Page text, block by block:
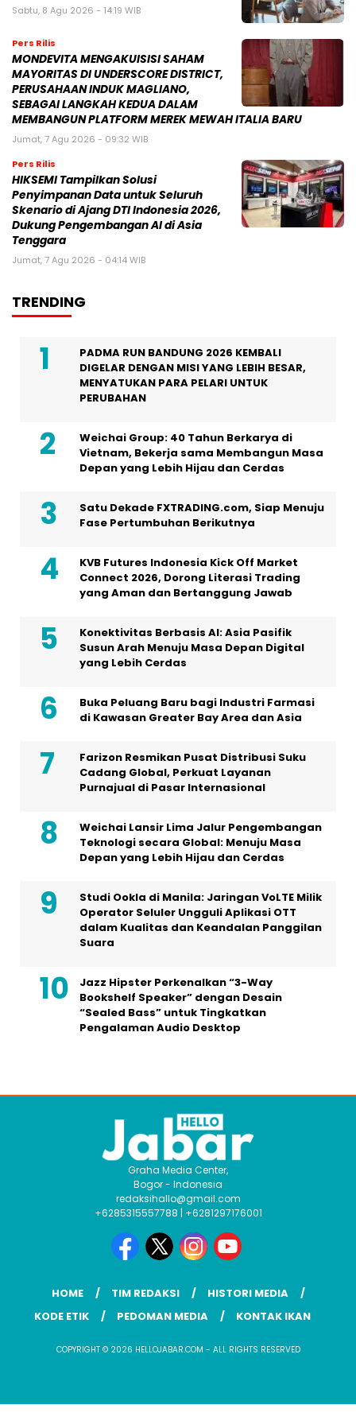
Sabtu, 8 Agu 2026 - 14:19 WIB
Pers Rilis
MONDEVITA MENGAKUISISI SAHAM
MAYORITAS DI UNDERSCORE DISTRICT,
PERUSAHAAN INDUK MAGLIANO,
SEBAGAI LANGKAH KEDUA DALAM
MEMBANGUN PLATFORM MEREK MEWAH ITALIA BARU
Jumat, 7 Agu 2026 - 09:32 WIB
Pers Rilis
HIKSEMI Tampilkan Solusi
Penyimpanan Data untuk Seluruh
Skenario di Ajang DTI Indonesia 2026,
Dukung Pengembangan AI di Asia
Tenggara
Jumat, 7 Agu 2026 - 04:14 WIB
TRENDING
PADMA RUN BANDUNG 2026 KEMBALI
DIGELAR DENGAN MISI YANG LEBIH BESAR,
MENYATUKAN PARA PELARI UNTUK
PERUBAHAN
Weichai Group: 40 Tahun Berkarya di
Vietnam, Bekerja sama Membangun Masa
Depan yang Lebih Hijau dan Cerdas
Satu Dekade FXTRADING.com, Siap Menuju
Fase Pertumbuhan Berikutnya
KVB Futures Indonesia Kick Off Market
Connect 2026, Dorong Literasi Trading
yang Aman dan Bertanggung Jawab
Konektivitas Berbasis AI: Asia Pasifik
Susun Arah Menuju Masa Depan Digital
yang Lebih Cerdas
Buka Peluang Baru bagi Industri Farmasi
di Kawasan Greater Bay Area dan Asia
Farizon Resmikan Pusat Distribusi Suku
Cadang Global, Perkuat Layanan
Purnajual di Pasar Internasional
Weichai Lansir Lima Jalur Pengembangan
Teknologi secara Global: Menuju Masa
Depan yang Lebih Hijau dan Cerdas
Studi Ookla di Manila: Jaringan VoLTE Milik
Operator Seluler Ungguli Aplikasi OTT
dalam Kualitas dan Keandalan Panggilan
Suara
Jazz Hipster Perkenalkan “3-Way
Bookshelf Speaker” dengan Desain
“Sealed Bass” untuk Tingkatkan
Pengalaman Audio Desktop
Graha Media Center,
Bogor - Indonesia
redaksihallo@gmail.com
+6285315557788 | +6281297176001
HOME TIM REDAKSI
HISTORI MEDIA
KODE ETIK
PEDOMAN MEDIA KONTAK IKAN
COPYRIGHT © 2026 HELLOJABAR.COM - ALL RIGHTS RESERVED